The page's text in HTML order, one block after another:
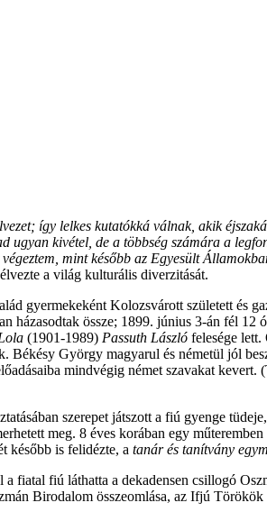
így lelkes kutatókká válnak, akik
kivétel, de a többség számára a
mint később az Egyesült
a világ kulturális diverzitását.
gyermekeként Kolozsvárott született és
házasodtak össze; 1899. június 3-án fél 12
(1901-1989) Passuth László felesége lett.
György magyarul és németül jól
mindvégig német szavakat kevert.
szerepet játszott a fiú gyenge
meg. 8 éves korában egy
később is felidézte, a tanár és tanítvány
fiatal fiú láthatta a dekadensen csillogó
Birodalom összeomlása, az Ifjú